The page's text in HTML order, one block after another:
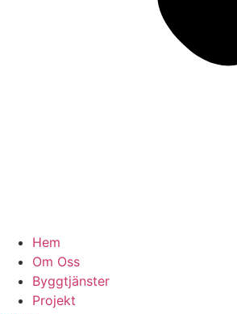
Hem
Om Oss
Byggtjänster
Projekt